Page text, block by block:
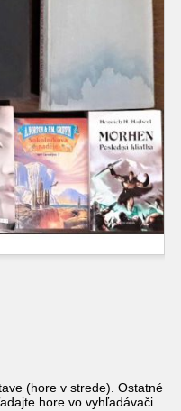
(hore v strede). Ostatné
hore vo vyhľadávači.